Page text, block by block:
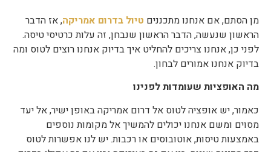
מן הסתם, אם אנחנו מתכננים טיול בדרום אמריקה, אז הדבר
הראשון שנעשה, הדבר הראשון שנבחן, זה עלות כרטיסי טיסה.
לפני כן, אנחנו צריכים להחליט איך בדיוק אנחנו רוצים לטוס ומה
בדיוק אנחנו אמורים לבחון.
מה האופציות שעומדות לפנינו
כאמור, יש אופציה לטוס אל דרום אמריקה באופן ישיר, אל יעד
מסוים ומשם אנחנו יכולים להמשיך אל מקומות נוספים
באמצעות טיסות, אוטובוסים או רכבות. יש לנו אפשרות לטוס